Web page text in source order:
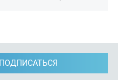
ПОДПИСАТЬСЯ